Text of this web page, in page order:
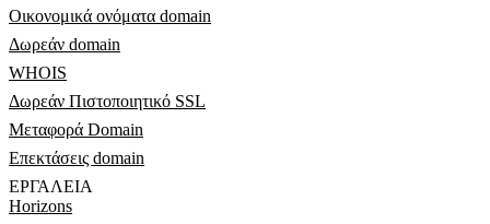
Οικονομικά ονόματα domain
Δωρεάν domain
WHOIS
Δωρεάν Πιστοποιητικό SSL
Μεταφορά Domain
Επεκτάσεις domain
ΕΡΓΑΛΕΊΑ
Horizons